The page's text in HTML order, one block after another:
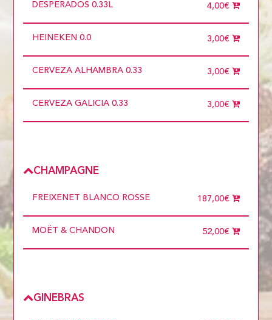
DESPERADOS 0.33L 4,00€
HEINEKEN 0.0 3,00€
CERVEZA ALHAMBRA 0.33 3,00€
CERVEZA GALICIA 0.33 3,00€
CHAMPAGNE
FREIXENET BLANCO ROSSE 187,00€
MOËT & CHANDON 52,00€
GINEBRAS